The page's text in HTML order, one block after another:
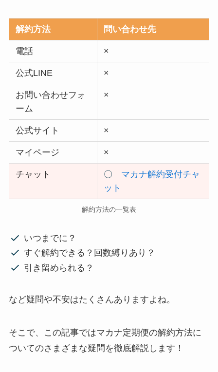
解約方法 問い合わせ先
電話 ×
公式LINE ×
お問い合わせフォ
ーム
×
公式サイト ×
マイページ ×
チャット 〇 マカナ解約受付チャ
ット
解約方法の一覧表
いつまでに？
すぐ解約できる？回数縛りあり？
引き留められる？
など疑問や不安はたくさんありますよね。
そこで、この記事ではマカナ定期便の解約方法に
ついてのさまざまな疑問を徹底解説します！